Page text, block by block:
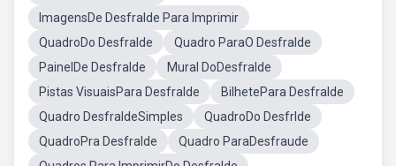
ImagensDe Desfralde Para Imprimir
QuadroDo Desfralde
Quadro ParaO Desfralde
PainelDe Desfralde
Mural DoDesfralde
Pistas VisuaisPara Desfralde
BilhetePara Desfralde
Quadro DesfraldeSimples
QuadroDo Desfrlde
QuadroPra Desfralde
Quadro ParaDesfraude